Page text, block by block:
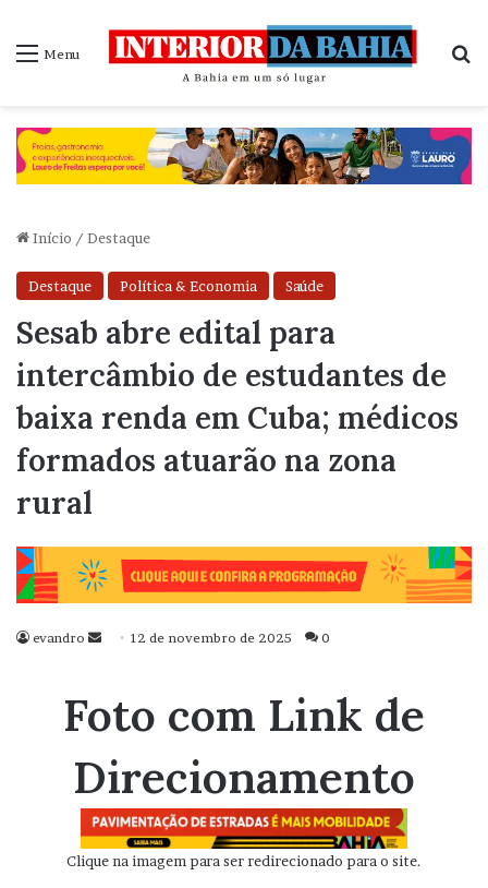
Menu
Início / Destaque
Destaque Política & Economia Saúde
Sesab abre edital para
intercâmbio de estudantes de
baixa renda em Cuba; médicos
formados atuarão na zona
rural
evandro
Mande
mail
12 de novembro de 2025 0
Foto com Link de
Direcionamento
Clique na imagem para ser redirecionado para o site.